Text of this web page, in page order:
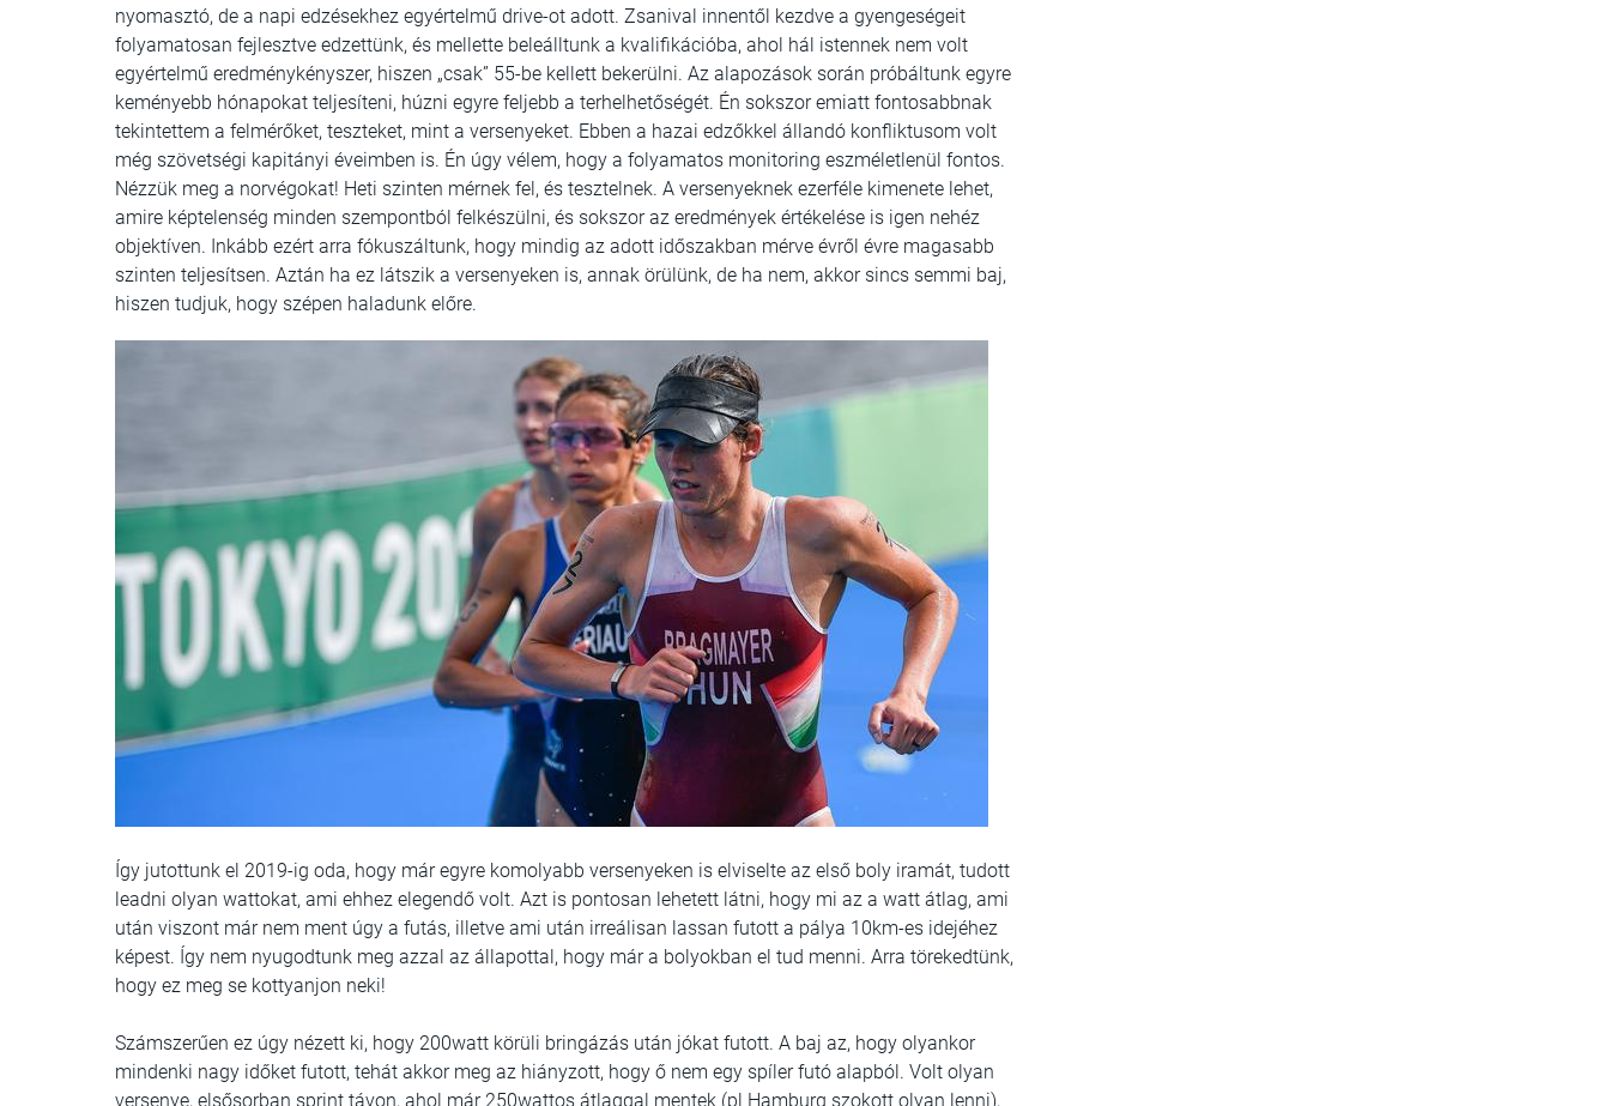
nyomasztó, de a napi edzésekhez egyértelmű drive-ot adott. Zsanival innentől kezdve a gyengeségeit
folyamatosan fejlesztve edzettünk, és mellette beleálltunk a kvalifikációba, ahol hál istennek nem volt
egyértelmű eredménykényszer, hiszen „csak” 55-be kellett bekerülni. Az alapozások során próbáltunk egyre
keményebb hónapokat teljesíteni, húzni egyre feljebb a terhelhetőségét. Én sokszor emiatt fontosabbnak
tekintettem a felmérőket, teszteket, mint a versenyeket. Ebben a hazai edzőkkel állandó konfliktusom volt
még szövetségi kapitányi éveimben is. Én úgy vélem, hogy a folyamatos monitoring eszméletlenül fontos.
Nézzük meg a norvégokat! Heti szinten mérnek fel, és tesztelnek. A versenyeknek ezerféle kimenete lehet,
amire képtelenség minden szempontból felkészülni, és sokszor az eredmények értékelése is igen nehéz
objektíven. Inkább ezért arra fókuszáltunk, hogy mindig az adott időszakban mérve évről évre magasabb
szinten teljesítsen. Aztán ha ez látszik a versenyeken is, annak örülünk, de ha nem, akkor sincs semmi baj,
hiszen tudjuk, hogy szépen haladunk előre.
Így jutottunk el 2019-ig oda, hogy már egyre komolyabb versenyeken is elviselte az első boly iramát, tudott
leadni olyan wattokat, ami ehhez elegendő volt. Azt is pontosan lehetett látni, hogy mi az a watt átlag, ami
után viszont már nem ment úgy a futás, illetve ami után irreálisan lassan futott a pálya 10km-es idejéhez
képest. Így nem nyugodtunk meg azzal az állapottal, hogy már a bolyokban el tud menni. Arra törekedtünk,
hogy ez meg se kottyanjon neki!
Számszerűen ez úgy nézett ki, hogy 200watt körüli bringázás után jókat futott. A baj az, hogy olyankor
mindenki nagy időket futott, tehát akkor meg az hiányzott, hogy ő nem egy spíler futó alapból. Volt olyan
versenye, elsősorban sprint távon, ahol már 250wattos átlaggal mentek (pl Hamburg szokott olyan lenni),